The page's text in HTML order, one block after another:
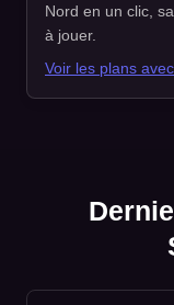
Nord en un clic,
à jouer.
Voir les plans